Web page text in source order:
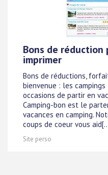
Bons de réduction
imprimer
Bons de réductions,
bienvenue : les
occasions de partir en
Camping-bon est le
vacances en camping.
coups de coeur vous
Site perso